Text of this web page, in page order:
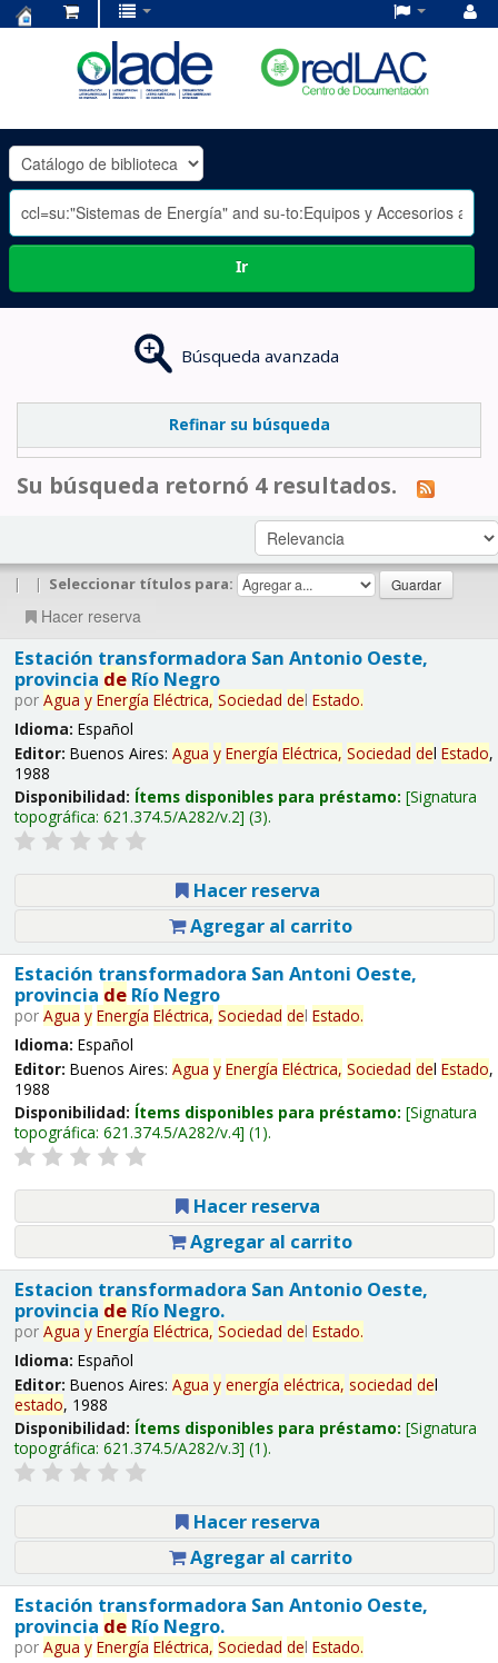
OLADE
-
Ir
Búsqueda avanzada
Refinar su búsqueda
Su búsqueda retornó 4 resultados.
| | Seleccionar títulos para:
Hacer reserva
Estación transformadora San Antonio Oeste,
provincia deRío Negro
por Agua y Energía Eléctrica, Sociedad del Estado.
Idioma: Español
Editor: Buenos Aires: Agua y Energía Eléctrica, Sociedad del Estado,
1988
Disponibilidad: Ítems disponibles para préstamo: Signatura
topográfica: 621.374.5/A282/v.2 (3).
Hacer reserva
Agregar al carrito
Estación transformadora San Antoni Oeste,
provincia deRío Negro
por Agua y Energía Eléctrica, Sociedad del Estado.
Idioma: Español
Editor: Buenos Aires: Agua y Energía Eléctrica, Sociedad del Estado,
1988
Disponibilidad: Ítems disponibles para préstamo: Signatura
topográfica: 621.374.5/A282/v.4 (1).
Hacer reserva
Agregar al carrito
Estacion transformadora San Antonio Oeste,
provincia deRío Negro.
por Agua y Energía Eléctrica, Sociedad del Estado.
Idioma: Español
Editor: Buenos Aires: Agua y energía eléctrica, sociedad del
estado, 1988
Disponibilidad: Ítems disponibles para préstamo: Signatura
topográfica: 621.374.5/A282/v.3 (1).
Hacer reserva
Agregar al carrito
Estación transformadora San Antonio Oeste,
provincia deRío Negro.
por Agua y Energía Eléctrica, Sociedad del Estado.